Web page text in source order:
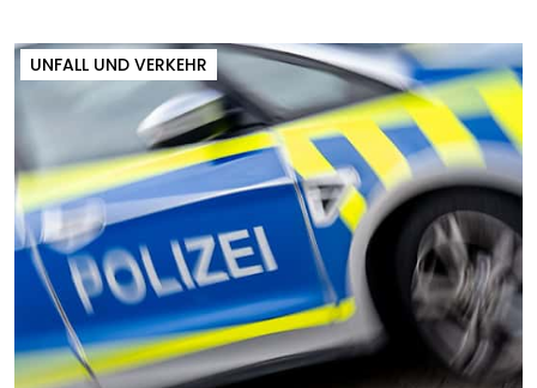
UNFALL UND VERKEHR